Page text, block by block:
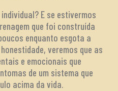
E se estivermos
que foi construída
enquanto esgota a
veremos que as
e emocionais que
de um sistema que
acima da vida.